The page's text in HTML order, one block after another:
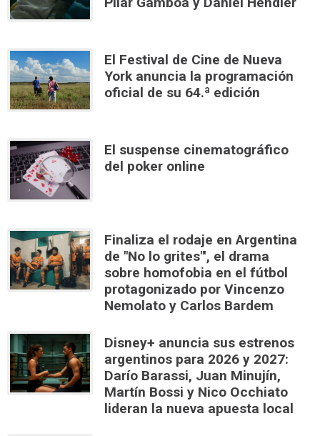
El Festival de Cine de Nueva
York anuncia la programación
oficial de su 64.ª edición
El suspense cinematográfico
del poker online
Finaliza el rodaje en Argentina
de "No lo grites"', el drama
sobre homofobia en el fútbol
protagonizado por Vincenzo
Nemolato y Carlos Bardem
Disney+ anuncia sus estrenos
argentinos para 2026 y 2027:
Darío Barassi, Juan Minujín,
Martín Bossi y Nico Occhiato
lideran la nueva apuesta local